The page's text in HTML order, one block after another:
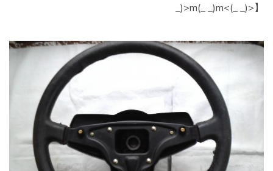
_)>m(_ _)m<(_ _)>】